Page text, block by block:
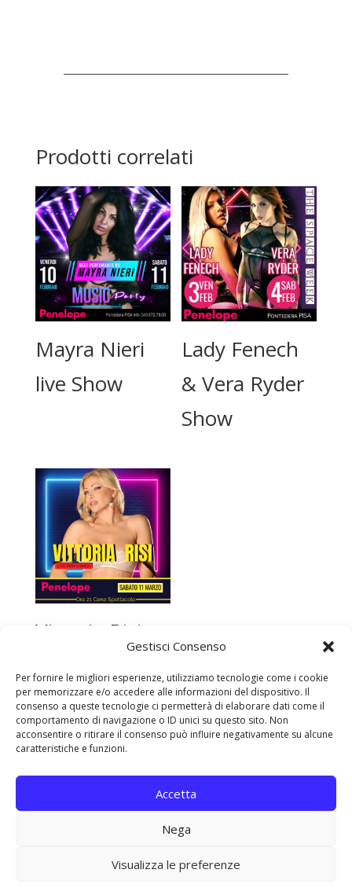
Gestisci Consenso
Per fornire le migliori esperienze, utilizziamo tecnologie come i cookie
per memorizzare e/o accedere alle informazioni del dispositivo. Il
consenso a queste tecnologie ci permetterà di elaborare dati come il
comportamento di navigazione o ID unici su questo sito. Non
acconsentire o ritirare il consenso può influire negativamente su alcune
caratteristiche e funzioni.
Accetta
Nega
Visualizza le preferenze
Prodotti correlati
Mayra Nieri
live Show
Lady Fenech
& Vera Ryder
Show
Vittoria Risi
Performed
info@discopenelope.it -Privacy Policy